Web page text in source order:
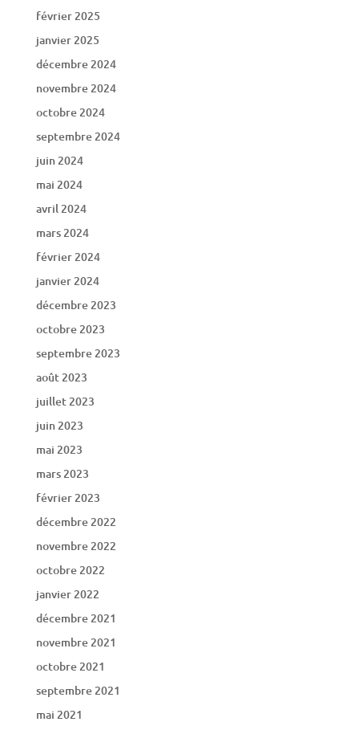
février 2025
janvier 2025
décembre 2024
novembre 2024
octobre 2024
septembre 2024
juin 2024
mai 2024
avril 2024
mars 2024
février 2024
janvier 2024
décembre 2023
octobre 2023
septembre 2023
août 2023
juillet 2023
juin 2023
mai 2023
mars 2023
février 2023
décembre 2022
novembre 2022
octobre 2022
janvier 2022
décembre 2021
novembre 2021
octobre 2021
septembre 2021
mai 2021